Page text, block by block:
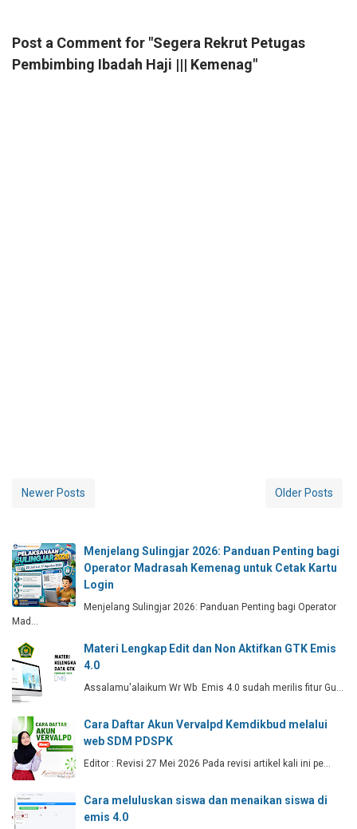
Post a Comment for "Segera Rekrut Petugas
Pembimbing Ibadah Haji ||| Kemenag"
Newer Posts Older Posts
Menjelang Sulingjar 2026: Panduan Penting bagi
Operator Madrasah Kemenag untuk Cetak Kartu
Login
Menjelang Sulingjar 2026: Panduan Penting bagi Operator
Mad…
Materi Lengkap Edit dan Non Aktifkan GTK Emis
4.0
Assalamu'alaikum Wr Wb Emis 4.0 sudah merilis fitur Gu…
Cara Daftar Akun Vervalpd Kemdikbud melalui
web SDM PDSPK
Editor : Revisi 27 Mei 2026 Pada revisi artikel kali ini pe…
Cara meluluskan siswa dan menaikan siswa di
emis 4.0